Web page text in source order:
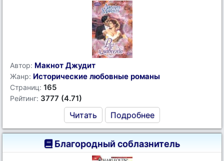
Автор: Макнот Джудит
Жанр: Исторические любовные романы
Страниц: 165
Рейтинг: 3777 (4.71)
Читать Подробнее
Благородный соблазнитель